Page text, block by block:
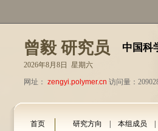
曾毅 研究员 中国科
2026年8月8日 星期六
网址： zengyi.polymer.cn 访问量：
首页 研究方向 本组成员